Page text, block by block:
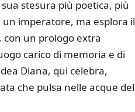
stesura più poetica, più
imperatore, ma esplora il
con un prologo extra
carico di memoria e di
Diana, qui celebra,
che pulsa nelle acque del